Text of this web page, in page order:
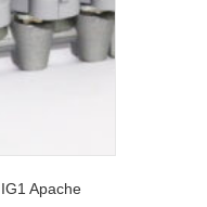
Apache